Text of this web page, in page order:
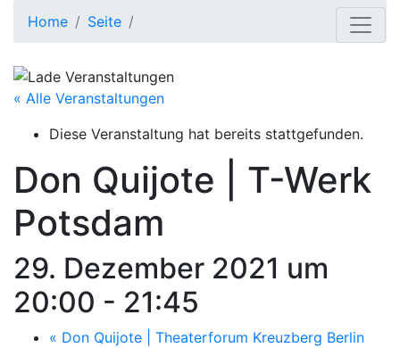
Home Seite
« Alle Veranstaltungen
Diese Veranstaltung hat bereits stattgefunden.
Don Quijote | T-Werk
Potsdam
29. Dezember 2021 um
20:00 - 21:45
« Don Quijote | Theaterforum Kreuzberg Berlin